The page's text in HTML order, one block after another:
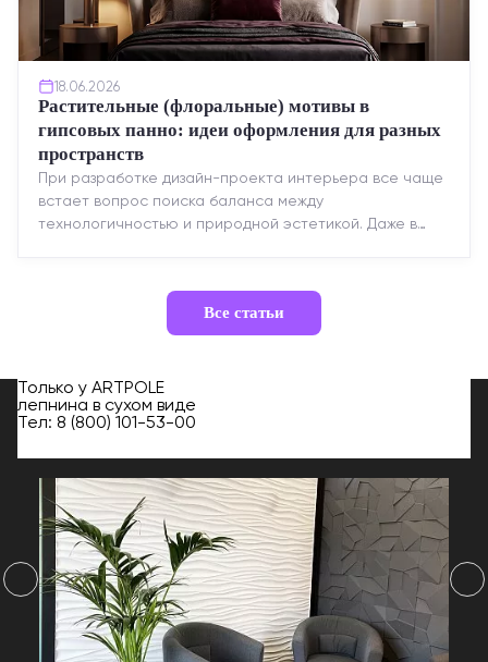
18.06.2026
Растительные (флоральные) мотивы в
гипсовых панно: идеи оформления для разных
пространств
При разработке дизайн-проекта интерьера все чаще
встает вопрос поиска баланса между
технологичностью и природной эстетикой. Даже в
Все статьи
Только у ARTPOLE
лепнина в сухом виде
Тел: 8 (800) 101-53-00